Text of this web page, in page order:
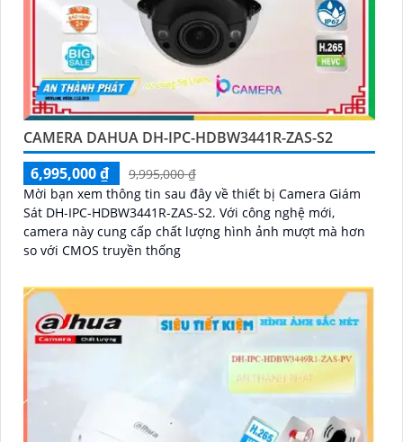
CAMERA DAHUA DH-IPC-HDBW3441R-ZAS-S2
6,995,000 ₫
9,995,000 ₫
Mời bạn xem thông tin sau đây về thiết bị Camera Giám
Sát DH-IPC-HDBW3441R-ZAS-S2. Với công nghệ mới,
camera này cung cấp chất lượng hình ảnh mượt mà hơn
so với CMOS truyền thống